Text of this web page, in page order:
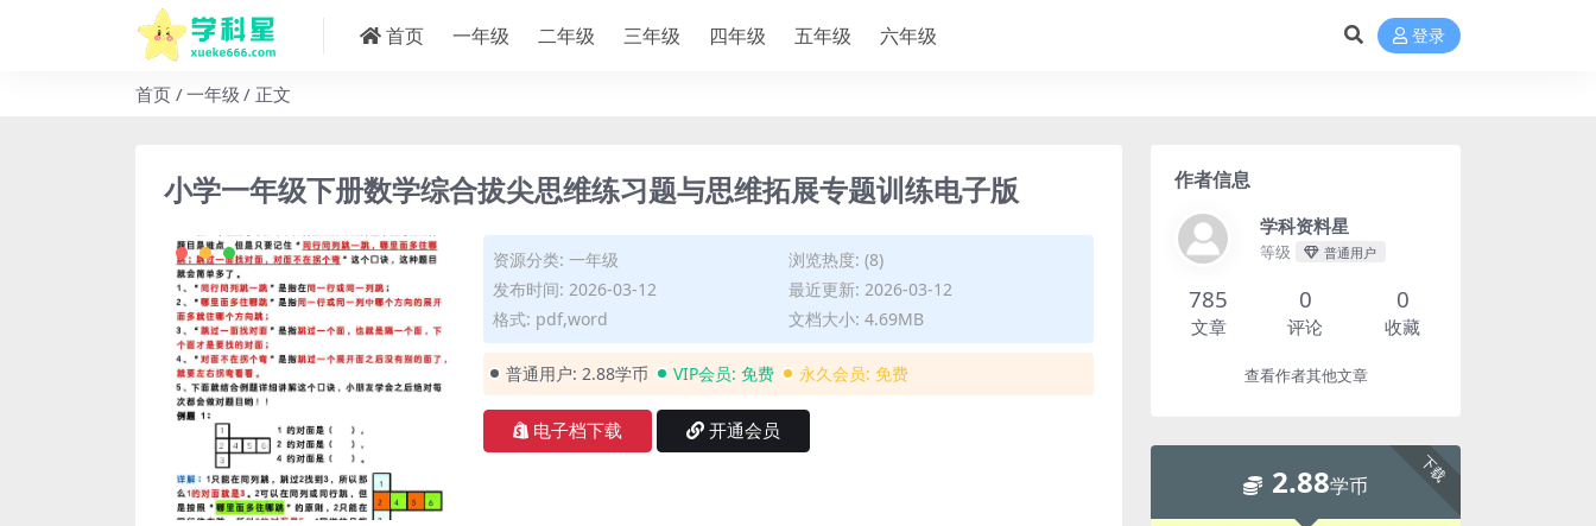
首页 一年级 二年级 三年级 四年级 五年级 六年级 登录
首页 一年级 正文
小学一年级下册数学综合拔尖思维练习题与思维拓展专题训练电子版
资源分类: 一年级
浏览热度: (8)
发布时间: 2026-03-12
最近更新: 2026-03-12
格式: pdf,word
文档大小: 4.69MB
普通用户: 2.88学币 VIP会员: 免费 永久会员: 免费
电子档下载 开通会员
作者信息
学科资料星
等级 普通用户
785
文章
0
评论
0
收藏
查看作者其他文章
下载
2.88学币